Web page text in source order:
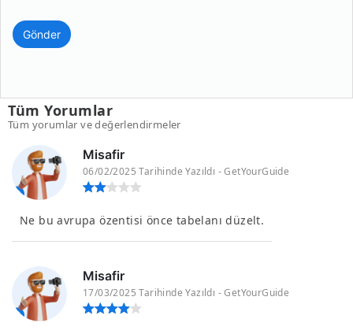
Gönder
Tüm Yorumlar
Tüm yorumlar ve değerlendirmeler
Misafir
06/02/2025 Tarihinde Yazıldı - GetYourGuide
Ne bu avrupa özentisi önce tabelanı düzelt.
Misafir
17/03/2025 Tarihinde Yazıldı - GetYourGuide